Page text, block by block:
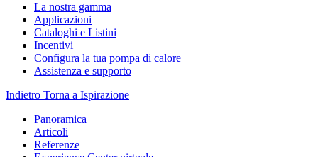
La nostra gamma
Applicazioni
Cataloghi e Listini
Incentivi
Configura la tua pompa di calore
Assistenza e supporto
Indietro Torna a Ispirazione
Panoramica
Articoli
Referenze